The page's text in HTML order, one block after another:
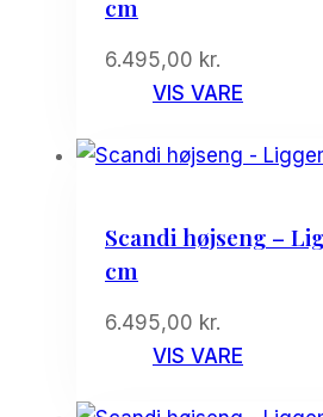
cm
6.495,00 kr.
VIS VARE
Scandi højseng –
cm
6.495,00 kr.
VIS VARE